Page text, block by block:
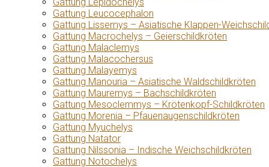
Gattung Leucocephalon
Gattung Lissemys – Asiatische Klappen-
Gattung Macrochelys – Geierschildkröten
Gattung Malaclemys
Gattung Malacochersus
Gattung Malayemys
Gattung Manouria – Asiatische Waldschildkröten
Gattung Mauremys – Bachschildkröten
Gattung Mesoclemmys – Krötenkopf-Schildkröten
Gattung Morenia – Pfauenaugenschildkröten
Gattung Myuchelys
Gattung Natator
Gattung Nilssonia – Indische Weichschildkröten
Gattung Notochelys